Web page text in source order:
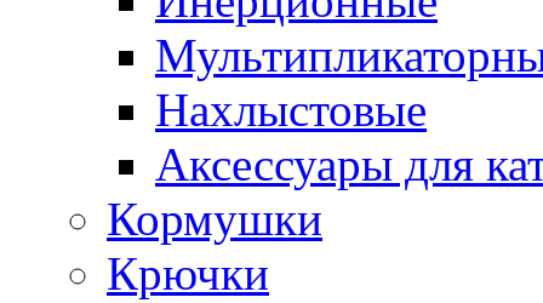
Нахлыстовые
Аксессуары для
Кормушки
Крючки